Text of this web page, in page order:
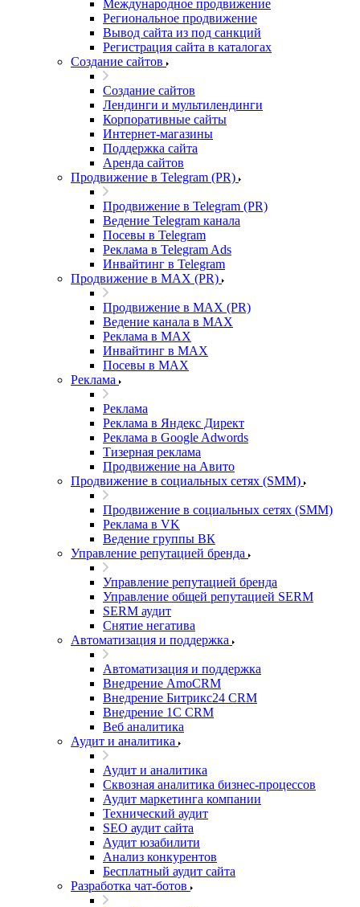
Международное продвижение
Региональное продвижение
Вывод сайта из под санкций
Регистрация сайта в каталогах
Создание сайтов
Создание сайтов
Лендинги и мультилендинги
Корпоративные сайты
Интернет-магазины
Поддержка сайта
Аренда сайтов
Продвижение в Telegram (PR)
Продвижение в Telegram (PR)
Ведение Telegram канала
Посевы в Telegram
Реклама в Telegram Ads
Инвайтинг в Telegram
Продвижение в MAX (PR)
Продвижение в MAX (PR)
Ведение канала в MAX
Реклама в MAX
Инвайтинг в MAX
Посевы в MAX
Реклама
Реклама
Реклама в Яндекс Директ
Реклама в Google Adwords
Тизерная реклама
Продвижение на Авито
Продвижение в социальных сетях (SMM)
Продвижение в социальных сетях (SMM)
Реклама в VK
Ведение группы ВК
Управление репутацией бренда
Управление репутацией бренда
Управление общей репутацией SERM
SERM аудит
Снятие негатива
Автоматизация и поддержка
Автоматизация и поддержка
Внедрение AmoCRM
Внедрение Битрикс24 CRM
Внедрение 1C CRM
Веб аналитика
Аудит и аналитика
Аудит и аналитика
Сквозная аналитика бизнес-процессов
Аудит маркетинга компании
Технический аудит
SEO аудит сайта
Аудит юзабилити
Анализ конкурентов
Бесплатный аудит сайта
Разработка чат-ботов